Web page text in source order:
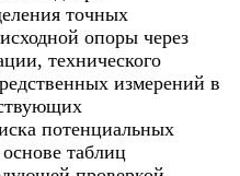
точных
опоры через
технического
измерений в
потенциальных
таблиц